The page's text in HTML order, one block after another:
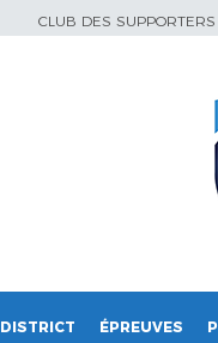
CLUB DES SUPPORTERS
DISTRICT ÉPREUVES